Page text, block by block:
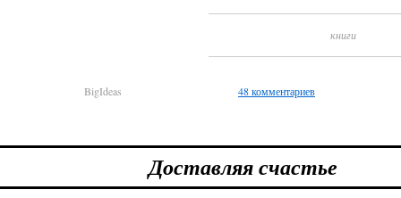
книги
BigIdeas 48 комментариев
Доставляя счастье